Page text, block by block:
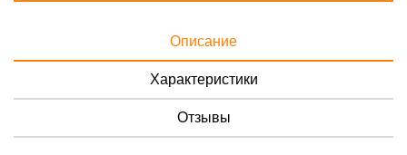
Описание
Характеристики
Отзывы